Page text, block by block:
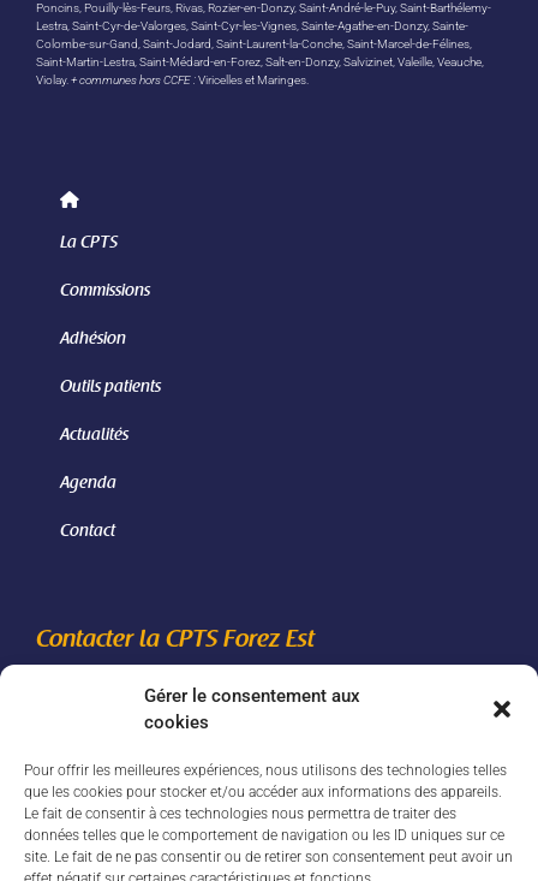
Gérer le consentement aux
cookies
Pour offrir les meilleures expériences, nous utilisons des technologies telles
que les cookies pour stocker et/ou accéder aux informations des appareils.
Le fait de consentir à ces technologies nous permettra de traiter des
données telles que le comportement de navigation ou les ID uniques sur ce
site. Le fait de ne pas consentir ou de retirer son consentement peut avoir un
Poncins, Pouilly-lès-Feurs, Rivas, Rozier-en-Donzy, Saint-André-le-Puy, Saint-Barthélemy-
Lestra, Saint-Cyr-de-Valorges, Saint-Cyr-les-Vignes, Sainte-Agathe-en-Donzy, Sainte-
Colombe-sur-Gand, Saint-Jodard, Saint-Laurent-la-Conche, Saint-Marcel-de-Félines,
Saint-Martin-Lestra, Saint-Médard-en-Forez, Salt-en-Donzy, Salvizinet, Valeille, Veauche,
Violay.+ communes hors CCFE :Viricelles et Maringes.
La CPTS
Commissions
Adhésion
Outils patients
Actualités
Agenda
Contact
Contacter la CPTS Forez Est
2910 route de Feurs - 42110 Civens
Nous écrire